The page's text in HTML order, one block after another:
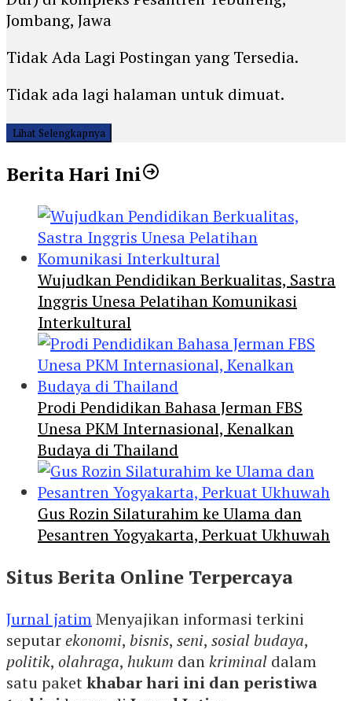
Jombang, Jawa
Tidak Ada Lagi Postingan yang Tersedia.
Tidak ada lagi halaman untuk dimuat.
Lihat Selengkapnya
Berita Hari Ini
Wujudkan Pendidikan Berkualitas, Sastra
Inggris Unesa Pelatihan Komunikasi
Interkultural
Prodi Pendidikan Bahasa Jerman FBS
Unesa PKM Internasional, Kenalkan
Budaya di Thailand
Gus Rozin Silaturahim ke Ulama dan
Pesantren Yogyakarta, Perkuat Ukhuwah
Situs Berita Online Terpercaya
Jurnal jatimMenyajikan informasi terkini
seputarekonomi, bisnis, seni, sosial budaya,
politik, olahraga, hukum dankriminal dalam
satu paketkhabar hari ini dan peristiwa